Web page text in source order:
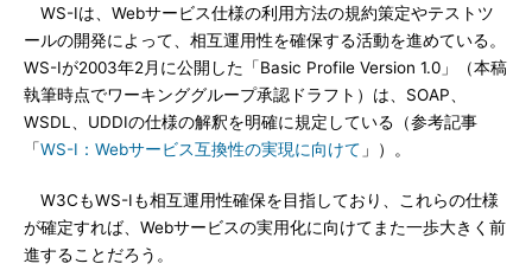
WS-Iは、Webサービス仕様の利用方法の規約策定やテストツ
ールの開発によって、相互運用性を確保する活動を進めている。
WS-Iが2003年2月に公開した「Basic Profile Version 1.0」（本稿
執筆時点でワーキンググループ承認ドラフト）は、SOAP、
WSDL、UDDIの仕様の解釈を明確に規定している（参考記事
「WS-I：Webサービス互換性の実現に向けて 」）。
W3CもWS-Iも相互運用性確保を目指しており、これらの仕様
が確定すれば、Webサービスの実用化に向けてまた一歩大きく前
進することだろう。